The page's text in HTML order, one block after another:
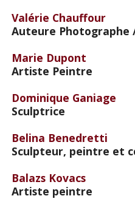
Valérie Chauffour
Auteure Photographe
Marie Dupont
Artiste Peintre
Dominique Ganiage
Sculptrice
Belina Benedretti
Sculpteur, peintre et
Balazs Kovacs
Artiste peintre